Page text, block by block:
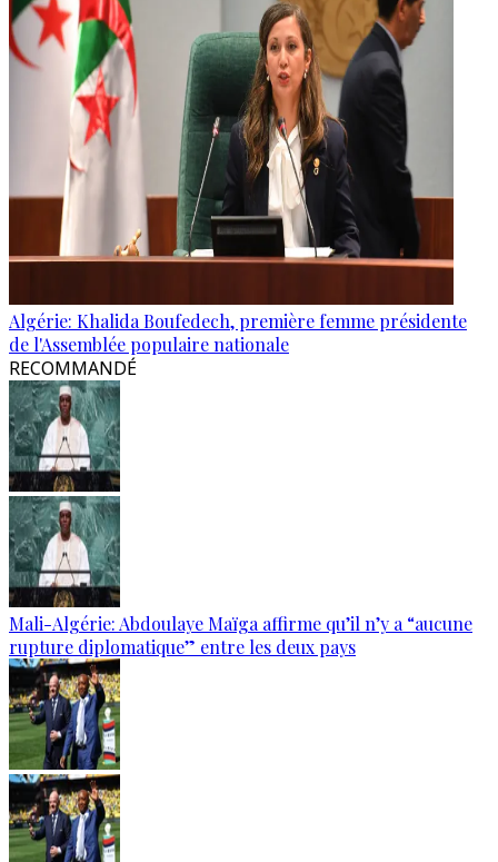
Algérie: Khalida Boufedech, première femme présidente
de l'Assemblée populaire nationale
RECOMMANDÉ
Mali-Algérie: Abdoulaye Maïga affirme qu’il n’y a “aucune
rupture diplomatique” entre les deux pays